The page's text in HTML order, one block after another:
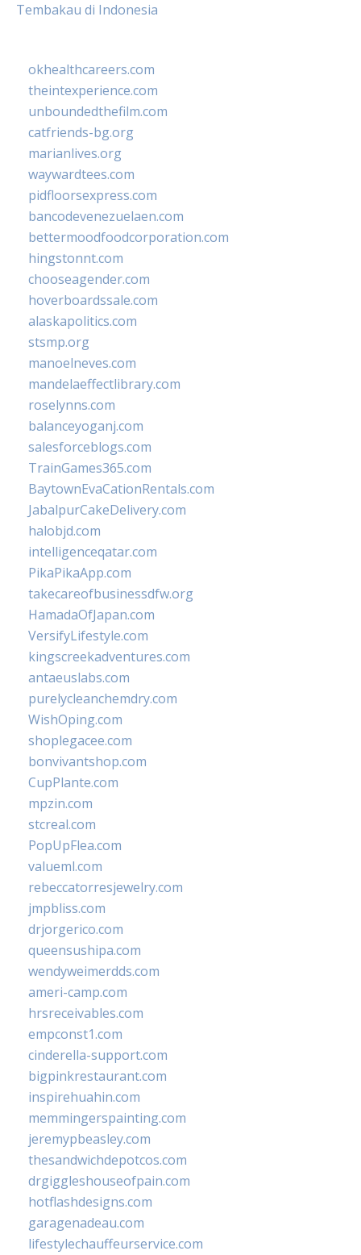
Tembakau di Indonesia
okhealthcareers.com
theintexperience.com
unboundedthefilm.com
catfriends-bg.org
marianlives.org
waywardtees.com
pidfloorsexpress.com
bancodevenezuelaen.com
bettermoodfoodcorporation.com
hingstonnt.com
chooseagender.com
hoverboardssale.com
alaskapolitics.com
stsmp.org
manoelneves.com
mandelaeffectlibrary.com
roselynns.com
balanceyoganj.com
salesforceblogs.com
TrainGames365.com
BaytownEvaCationRentals.com
JabalpurCakeDelivery.com
halobjd.com
intelligenceqatar.com
PikaPikaApp.com
takecareofbusinessdfw.org
HamadaOfJapan.com
VersifyLifestyle.com
kingscreekadventures.com
antaeuslabs.com
purelycleanchemdry.com
WishOping.com
shoplegacee.com
bonvivantshop.com
CupPlante.com
mpzin.com
stcreal.com
PopUpFlea.com
valueml.com
rebeccatorresjewelry.com
jmpbliss.com
drjorgerico.com
queensushipa.com
wendyweimerdds.com
ameri-camp.com
hrsreceivables.com
empconst1.com
cinderella-support.com
bigpinkrestaurant.com
inspirehuahin.com
memmingerspainting.com
jeremypbeasley.com
thesandwichdepotcos.com
drgiggleshouseofpain.com
hotflashdesigns.com
garagenadeau.com
lifestylechauffeurservice.com